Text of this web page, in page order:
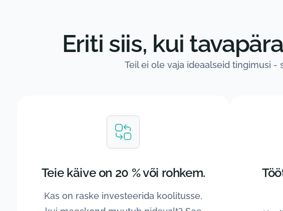
Eriti siis, kui
Teil ei ole vaja ideaalseid tingimusi
Teie käive on 20 % või rohkem.
Kas on raske investeerida koolitusse,